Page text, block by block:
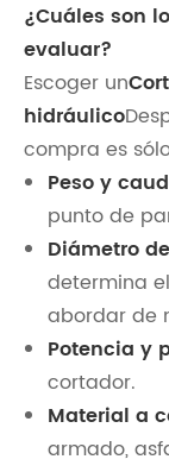
¿Cuáles son
evaluar?
Escoger un
hidráulico
compra es
Peso y
punto de
Diámetro
determina
abordar de
Potencia y
cortador.
Material a
armado,